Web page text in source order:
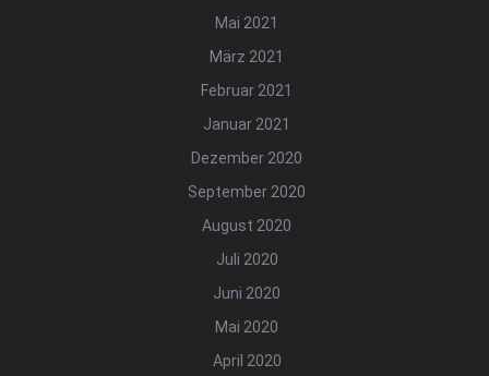
Mai 2021
März 2021
Februar 2021
Januar 2021
Dezember 2020
September 2020
August 2020
Juli 2020
Juni 2020
Mai 2020
April 2020